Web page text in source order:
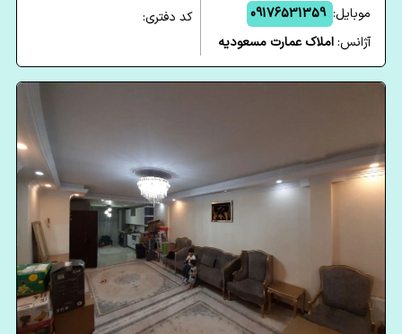
موبایل: 09176531359
آژانس:املاک عمارت مسعودیه
کد دفتری: